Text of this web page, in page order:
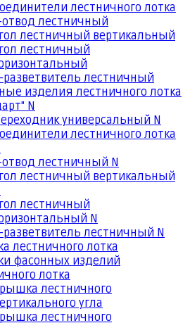
лестничного лотка
отвод лестничный
лестничный вертикальный
лестничный
разветвитель лестничный
изделия лестничного лотка
N
универсальный N
лестничного лотка
отвод лестничный N
лестничный вертикальный
лестничный
N
разветвитель лестничный N
лестничного лотка
фасонных изделий
лотка
лестничного
угла
лестничного